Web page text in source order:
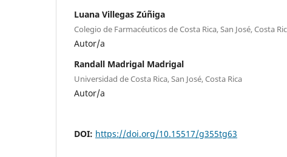
Luana Villegas Zúñiga
Colegio de Farmacéuticos de Costa Rica, San José, Costa
Autor/a
Randall Madrigal Madrigal
Universidad de Costa Rica, San José, Costa Rica
Autor/a
DOI: https://doi.org/10.15517/g355tg63